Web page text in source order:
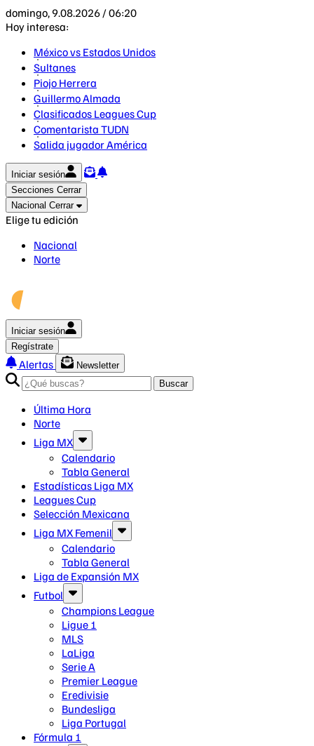
domingo, 9.08.2026 / 06:20
Hoy interesa:
México vs Estados Unidos
Sultanes
Piojo Herrera
Guillermo Almada
Clasificados Leagues Cup
Comentarista TUDN
Salida jugador América
Iniciar sesión
Secciones Cerrar
Nacional Cerrar
Elige tu edición
Nacional
Norte
Iniciar sesión
Regístrate
Alertas
Newsletter
Buscar
Última Hora
Norte
Liga MX
Calendario
Tabla General
Estadísticas Liga MX
Leagues Cup
Selección Mexicana
Liga MX Femenil
Calendario
Tabla General
Liga de Expansión MX
Futbol
Champions League
Ligue 1
MLS
LaLiga
Serie A
Premier League
Eredivisie
Bundesliga
Liga Portugal
Fórmula 1